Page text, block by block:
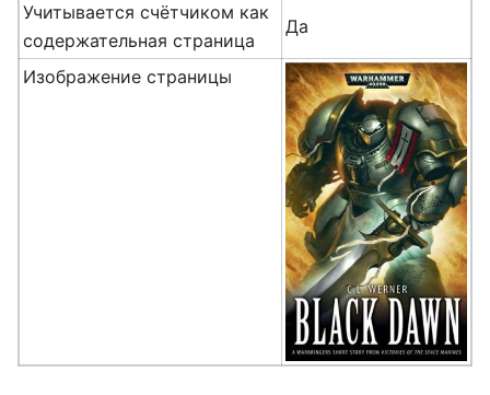
Учитывается счётчиком как
содержательная страница
Да
Изображение страницы